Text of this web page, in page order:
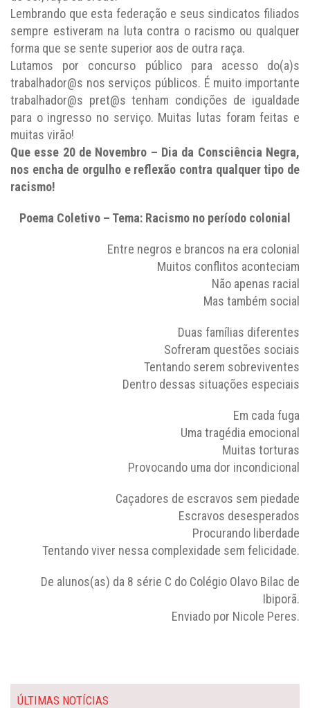
Lembrando que esta federação e seus sindicatos filiados
sempre estiveram na luta contra o racismo ou qualquer
forma que se sente superior aos de outra raça.
Lutamos por concurso público para acesso do(a)s
trabalhador@s nos serviços públicos. É muito importante
trabalhador@s pret@s tenham condições de igualdade
para o ingresso no serviço. Muitas lutas foram feitas e
muitas virão!
Que esse 20 de Novembro – Dia da Consciência Negra,
nos encha de orgulho e reflexão contra qualquer tipo de
racismo!
Poema Coletivo – Tema: Racismo no período colonial
Entre negros e brancos na era colonial
Muitos conflitos aconteciam
Não apenas racial
Mas também social
Duas famílias diferentes
Sofreram questões sociais
Tentando serem sobreviventes
Dentro dessas situações especiais
Em cada fuga
Uma tragédia emocional
Muitas torturas
Provocando uma dor incondicional
Caçadores de escravos sem piedade
Escravos desesperados
Procurando liberdade
Tentando viver nessa complexidade sem felicidade.
De alunos(as) da 8 série C do Colégio Olavo Bilac de
Ibiporã.
Enviado por Nicole Peres.
ÚLTIMAS NOTÍCIAS